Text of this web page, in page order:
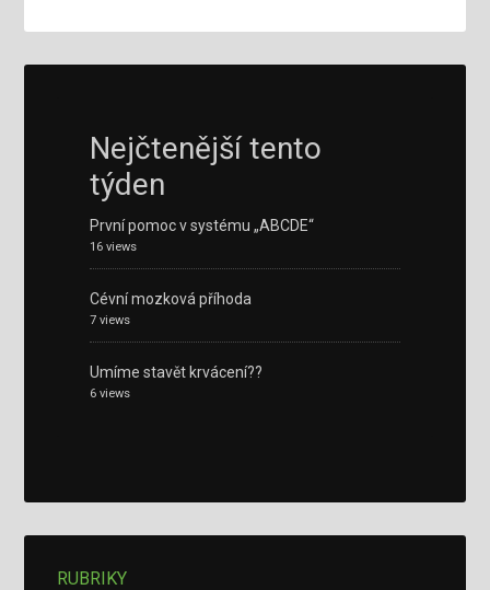
Nejčtenější tento
týden
První pomoc v systému „ABCDE“
16 views
Cévní mozková příhoda
7 views
Umíme stavět krvácení??
6 views
RUBRIKY